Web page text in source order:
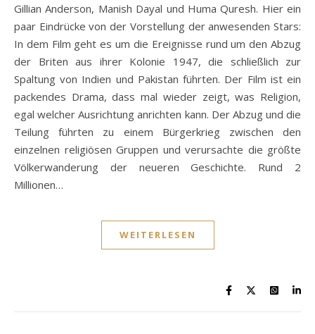
Gillian Anderson, Manish Dayal und Huma Quresh. Hier ein
paar Eindrücke von der Vorstellung der anwesenden Stars:
In dem Film geht es um die Ereignisse rund um den Abzug
der Briten aus ihrer Kolonie 1947, die schließlich zur
Spaltung von Indien und Pakistan führten. Der Film ist ein
packendes Drama, dass mal wieder zeigt, was Religion,
egal welcher Ausrichtung anrichten kann. Der Abzug und die
Teilung führten zu einem Bürgerkrieg zwischen den
einzelnen religiösen Gruppen und verursachte die größte
Völkerwanderung der neueren Geschichte. Rund 2
Millionen…
WEITERLESEN